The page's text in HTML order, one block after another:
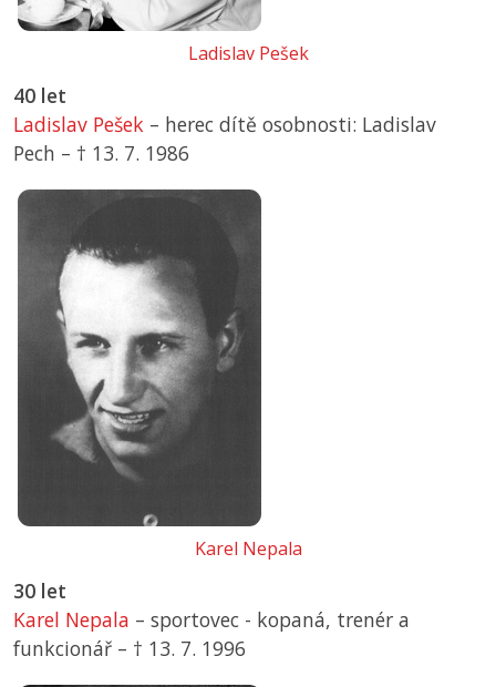
Ladislav Pešek
40 let
Ladislav Pešek – herec dítě osobnosti: Ladislav
Pech – † 13. 7. 1986
Karel Nepala
30 let
Karel Nepala – sportovec - kopaná, trenér a
funkcionář – † 13. 7. 1996